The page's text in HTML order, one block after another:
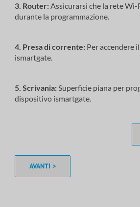
3. Router:Assicurarsi che la rete
durante la programmazione.
4. Presa di corrente: Per accendere
ismartgate.
5. Scrivania:Superficie piana per
dispositivo ismartgate.
AVANTI >